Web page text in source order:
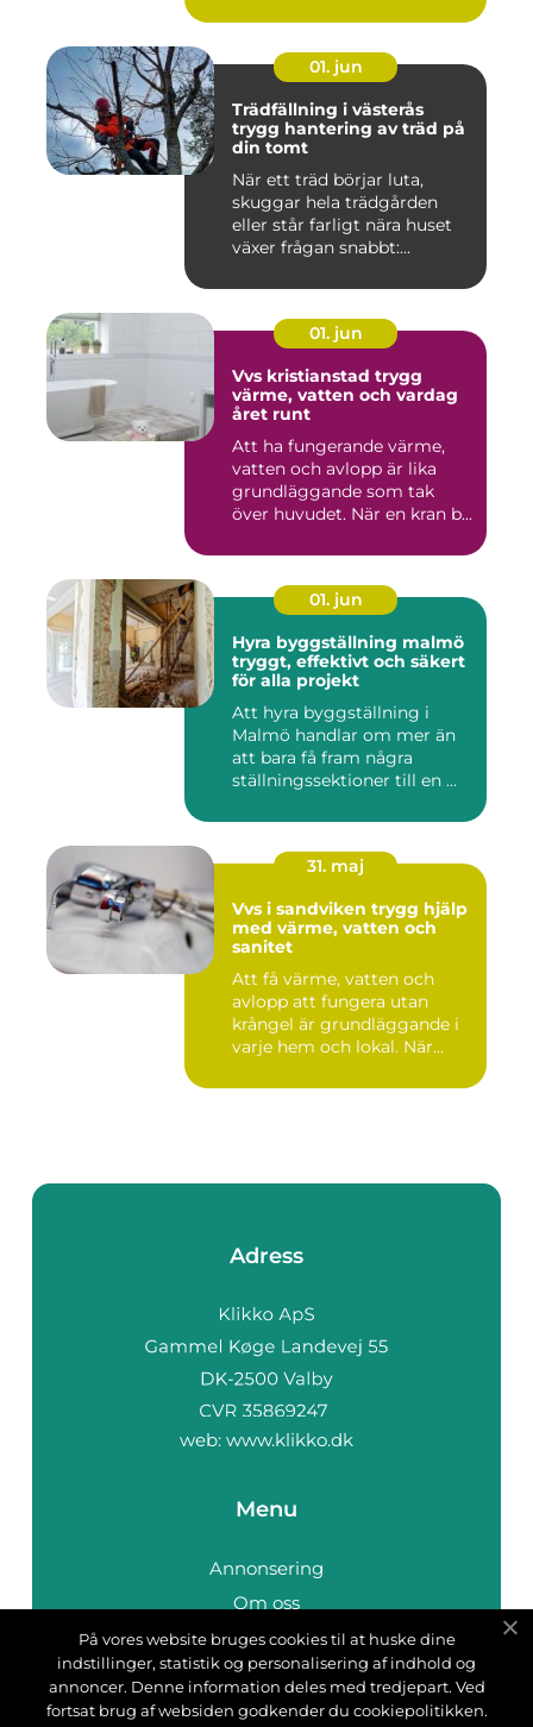
01. jun
Trädfällning i västerås
trygg hantering av träd på
din tomt
När ett träd börjar luta,
skuggar hela trädgården
eller står farligt nära huset
växer frågan snabbt:...
01. jun
Vvs kristianstad trygg
värme, vatten och vardag
året runt
Att ha fungerande värme,
vatten och avlopp är lika
grundläggande som tak
över huvudet. När en kran b...
01. jun
Hyra byggställning malmö
tryggt, effektivt och säkert
för alla projekt
Att hyra byggställning i
Malmö handlar om mer än
att bara få fram några
ställningssektioner till en ...
31. maj
Vvs i sandviken trygg hjälp
med värme, vatten och
sanitet
Att få värme, vatten och
avlopp att fungera utan
krångel är grundläggande i
varje hem och lokal. När...
Adress
web: www.klikko.dk
Menu
Annonsering
Om oss
Cookies
Kontakta oss
Sitemap
På vores website bruges cookies til at huske dine
indstillinger, statistik og personalisering af indhold og
annoncer. Denne information deles med tredjepart. Ved
fortsat brug af websiden godkender du cookiepolitikken.